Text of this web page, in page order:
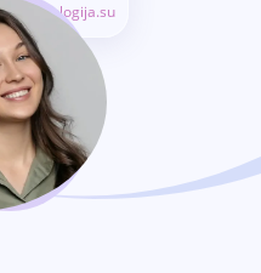
stomatologija.su